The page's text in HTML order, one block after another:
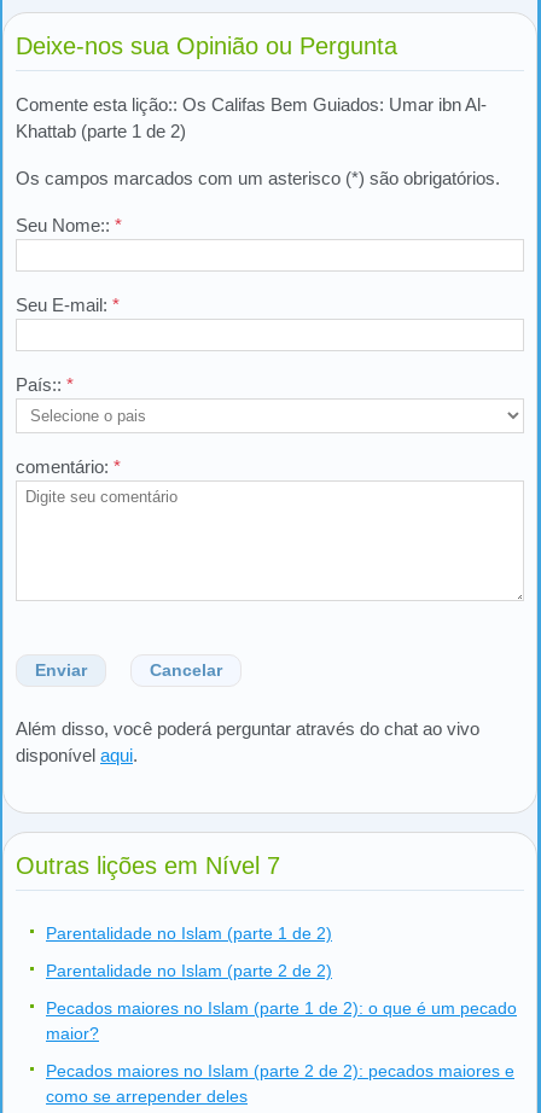
Deixe-nos sua Opinião ou Pergunta
Comente esta lição:: Os Califas Bem Guiados: Umar ibn Al-
Khattab (parte 1 de 2)
Os campos marcados com um asterisco (*) são obrigatórios.
Seu Nome:: *
Seu E-mail: *
País:: *
comentário: *
Enviar Cancelar
Além disso, você poderá perguntar através do chat ao vivo
disponível aqui.
Outras lições em Nível 7
Parentalidade no Islam (parte 1 de 2)
Parentalidade no Islam (parte 2 de 2)
Pecados maiores no Islam (parte 1 de 2): o que é um pecado
maior?
Pecados maiores no Islam (parte 2 de 2): pecados maiores e
como se arrepender deles